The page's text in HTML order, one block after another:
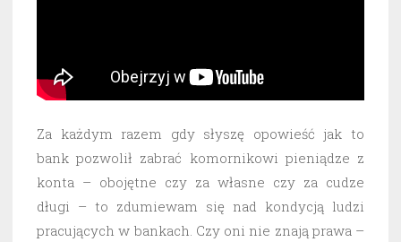
Za każdym razem gdy słyszę opowieść jak to
bank pozwolił zabrać komornikowi pieniądze z
konta – obojętne czy za własne czy za cudze
długi – to zdumiewam się nad kondycją ludzi
pracujących w bankach. Czy oni nie znają prawa –